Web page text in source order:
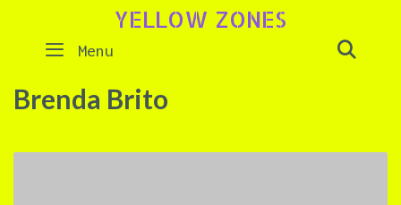
content
YELLOW ZONES
Menu
Brenda Brito